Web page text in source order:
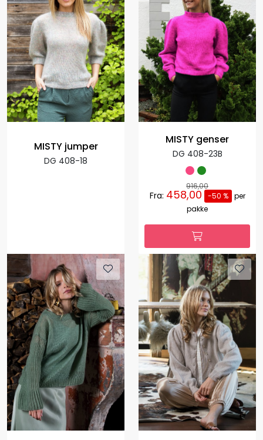
MISTY jumper
DG 408-18
MISTY genser
DG 408-23B
916,00
Fra: 458,00 -50 %
per
pakke